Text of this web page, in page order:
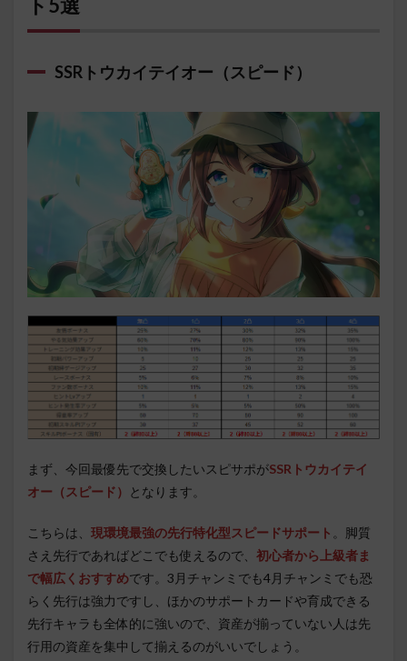
ト5選
SSRトウカイテイオー（スピード）
まず、今回最優先で交換したいスピサポがSSRトウカイテイ
オー（スピード） となります。
こちらは、 現環境最強の先行特化型スピードサポート 。脚質
さえ先行であればどこでも使えるので、 初心者から上級者ま
で幅広くおすすめです。3月チャンミでも4月チャンミでも恐
らく先行は強力ですし、ほかのサポートカードや育成できる
先行キャラも全体的に強いので、資産が揃っていない人は先
行用の資産を集中して揃えるのがいいでしょう。